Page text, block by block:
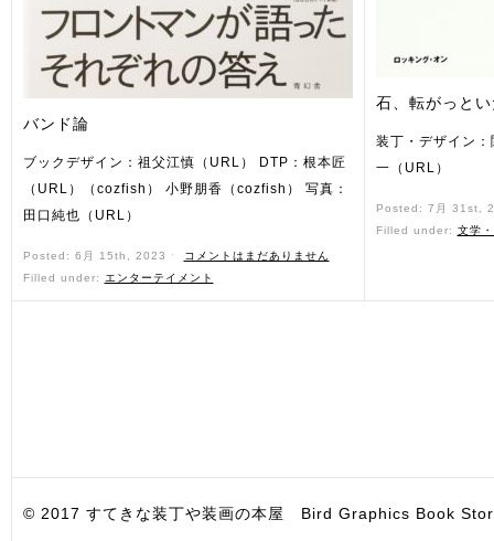
バンド論
ブックデザイン：祖父江慎（URL） DTP：根本匠
（URL）（cozfish） 小野朋香（cozfish） 写真：
田口純也（URL）
Posted: 6月 15th, 2023 ˑ
コメントはまだありません
Filled under:
エンターテイメント
石、転がっと
装丁・デザイン
一（URL）
Posted: 7月 31st,
Filled under: 文学
© 2017 すてきな装丁や装画の本屋 Bird Graphics Book